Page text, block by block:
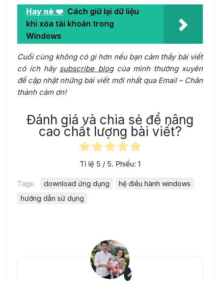
Hay nè ❤️ Cách giữ lại dữ liệu
khi xóa tài khoản trong
Windows
Cuối cùng không có gì hơn nếu bạn cảm thấy bài viết
có ích hãy subscribe blogcủa mình thường xuyên
để cập nhật những bài viết mới nhất qua Email – Chân
thành cảm ơn!
Đánh giá và chia sẻ để nâng
cao chất lượng bài viết?
Tỉ lệ 5 / 5. Phiếu: 1
Tags: download ứng dụng
hệ điều hành windows
hướng dẫn sử dụng